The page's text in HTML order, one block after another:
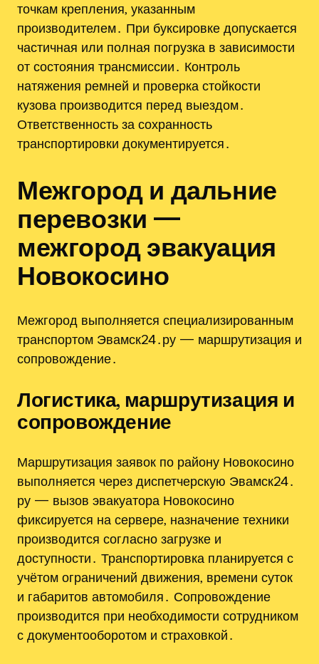
точкам крепления‚ указанным
производителем․ При буксировке допускается
частичная или полная погрузка в зависимости
от состояния трансмиссии․ Контроль
натяжения ремней и проверка стойкости
кузова производится перед выездом․
Ответственность за сохранность
транспортировки документируется․
Межгород и дальние
перевозки —
межгород эвакуация
Новокосино
Межгород выполняется специализированным
транспортом Эвамск24․ру — маршрутизация и
сопровождение․
Логистика‚ маршрутизация и
сопровождение
Маршрутизация заявок по району Новокосино
выполняется через диспетчерскую Эвамск24․
ру — вызов эвакуатора Новокосино
фиксируется на сервере‚ назначение техники
производится согласно загрузке и
доступности․ Транспортировка планируется с
учётом ограничений движения‚ времени суток
и габаритов автомобиля․ Сопровождение
производится при необходимости сотрудником
с документооборотом и страховкой․